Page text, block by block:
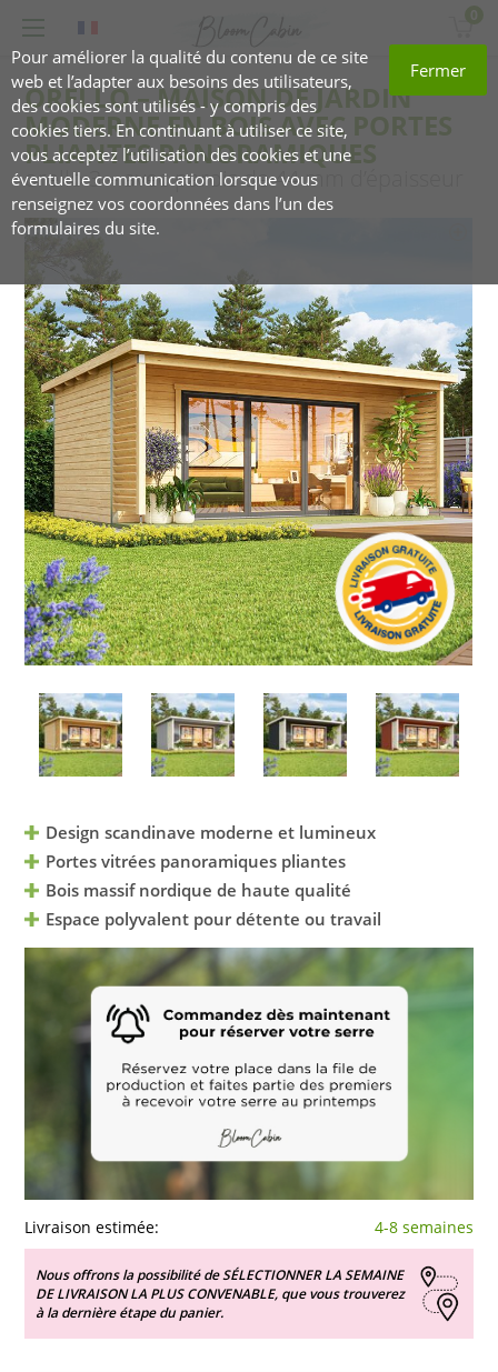
Pour améliorer la qualité du contenu de ce site
web et l’adapter aux besoins des utilisateurs,
des cookies sont utilisés - y compris des
cookies tiers. En continuant à utiliser ce site,
vous acceptez l’utilisation des cookies et une
éventuelle communication lorsque vous
renseignez vos coordonnées dans l’un des
formulaires du site.
Fermer
0
ORELLO – MAISON DE JARDIN
MODERNE EN BOIS AVEC PORTES
PLIANTES PANORAMIQUES
orello 3 – avec parois de 44 mm d’épaisseur
Design scandinave moderne et lumineux
Portes vitrées panoramiques pliantes
Bois massif nordique de haute qualité
Espace polyvalent pour détente ou travail
Livraison estimée: 4-8 semaines
Nous offrons la possibilité de SÉLECTIONNER LA SEMAINE
DE LIVRAISON LA PLUS CONVENABLE, que vous trouverez
à la dernière étape du panier.